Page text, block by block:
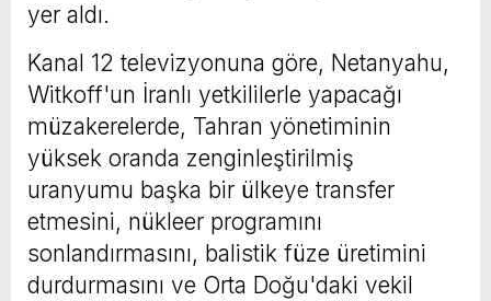
yer aldı.
Kanal 12 televizyonuna göre, Netanyahu,
Witkoff'un İranlı yetkililerle yapacağı
müzakerelerde, Tahran yönetiminin
yüksek oranda zenginleştirilmiş
uranyumu başka bir ülkeye transfer
etmesini, nükleer programını
sonlandırmasını, balistik füze üretimini
durdurmasını ve Orta Doğu'daki vekil